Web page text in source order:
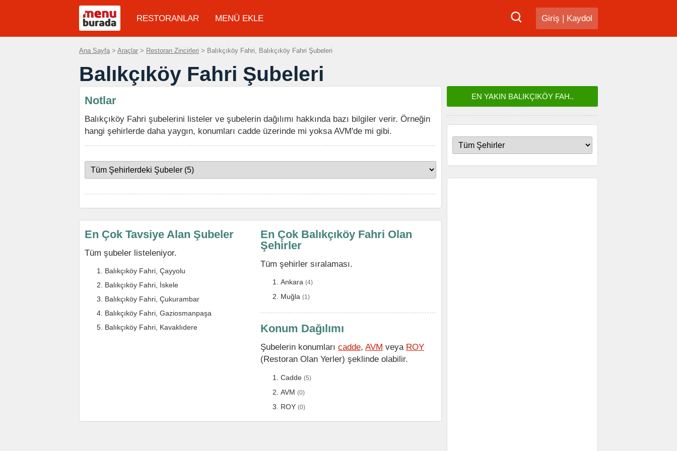
Giriş | Kaydol
RESTORANLAR MENÜ EKLE
Ana Sayfa > Araçlar > Restoran Zincirleri > Balıkçıköy Fahri, Balıkçıköy Fahri Şubeleri
Balıkçıköy Fahri Şubeleri
EN YAKIN BALIKÇIKÖY FAH..
Notlar
Balıkçıköy Fahri şubelerini listeler ve şubelerin dağılımı hakkında bazı bilgiler verir. Örneğin
hangi şehirlerde daha yaygın, konumları cadde üzerinde mi yoksa AVM'de mi gibi.
En Çok Tavsiye Alan Şubeler
Tüm şubeler listeleniyor.
Balıkçıköy Fahri, Çayyolu
Balıkçıköy Fahri, İskele
Balıkçıköy Fahri, Çukurambar
Balıkçıköy Fahri, Gaziosmanpaşa
Balıkçıköy Fahri, Kavaklıdere
En Çok Balıkçıköy Fahri Olan
Şehirler
Tüm şehirler sıralaması.
Ankara (4)
Muğla (1)
Konum Dağılımı
Şubelerin konumları cadde, AVM veya ROY
(Restoran Olan Yerler) şeklinde olabilir.
Cadde (5)
AVM (0)
ROY (0)